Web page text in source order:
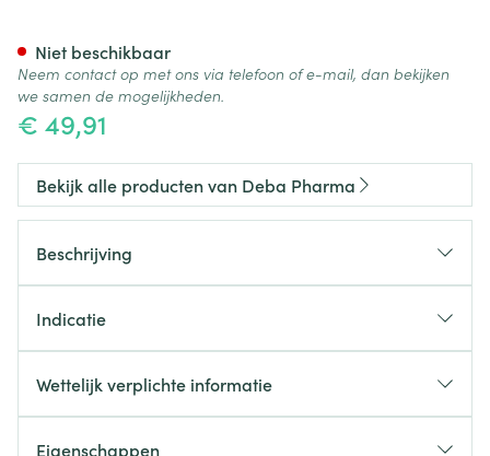
€ 49,91
Niet beschikbaar
Neem contact op met ons via telefoon of e-mail, dan bekijken
we samen de mogelijkheden.
Bekijk alle producten van Deba Pharma
Beschrijving
Indicatie
Wettelijk verplichte informatie
Eigenschappen